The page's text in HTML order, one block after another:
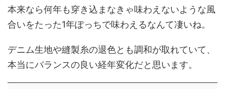
本来なら何年も穿き込まなきゃ味わえないような風
合いをたった1年ぽっちで味わえるなんて凄いね。
デニム生地や縫製糸の退色とも調和が取れていて、
本当にバランスの良い経年変化だと思います。